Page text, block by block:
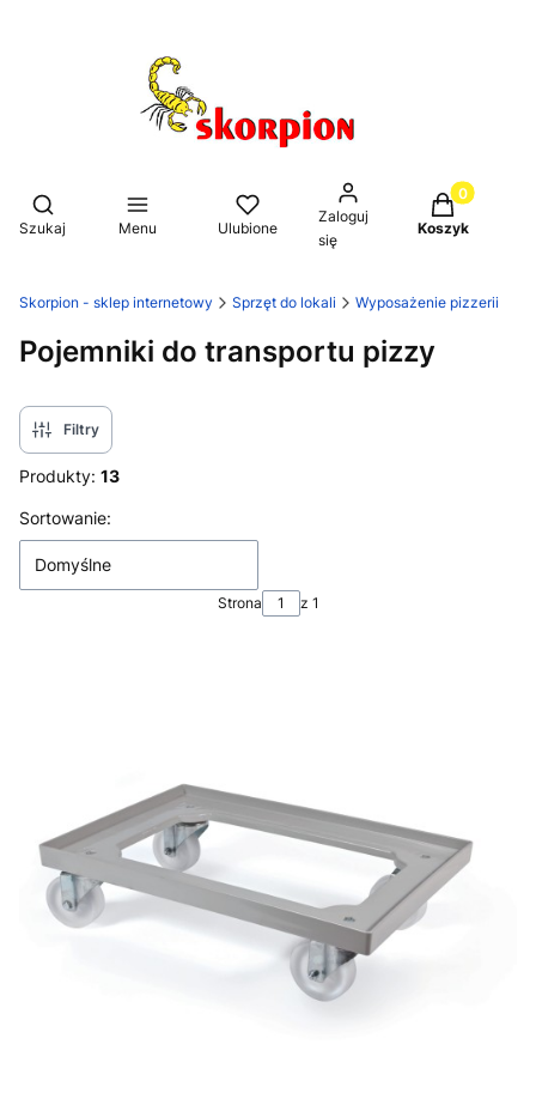
Otwórz wyszukiwarkę
Szukaj Menu Ulubione
Zaloguj
się
Produkty w
Koszyk
Skorpion - sklep internetowy Sprzęt do lokali Wyposażenie pizzerii
Pojemniki do transportu pizzy
Filtry
Produkty: 13
Lista produktów
Sortowanie:
Domyślne
Strona z 1